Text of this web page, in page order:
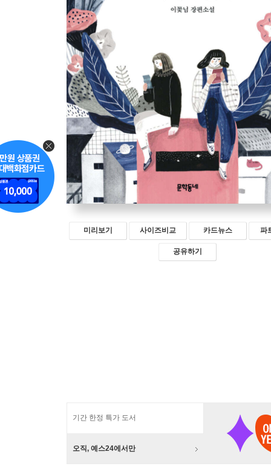
미리보기 사이즈비교 카드뉴스 파
공유하기
기간 한정 특가 도서
오직, 예스24에서만